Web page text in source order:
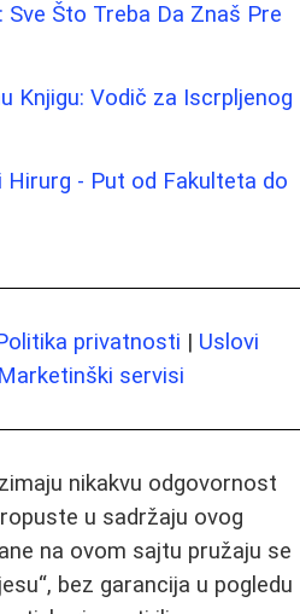
Što Treba Da Znaš Pre
Knjigu: Vodič za Iscrpljenog
- Put od Fakulteta do
privatnosti | Uslovi
Marketinški servisi
nikakvu odgovornost
u sadržaju ovog
na ovom sajtu pružaju se
bez garancija u pogledu